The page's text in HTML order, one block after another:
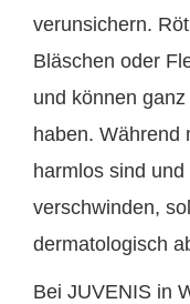
verunsichern.
Bläschen oder
und können
haben. Während
harmlos sind
verschwinden,
dermatologisch
Bei JUVENIS in